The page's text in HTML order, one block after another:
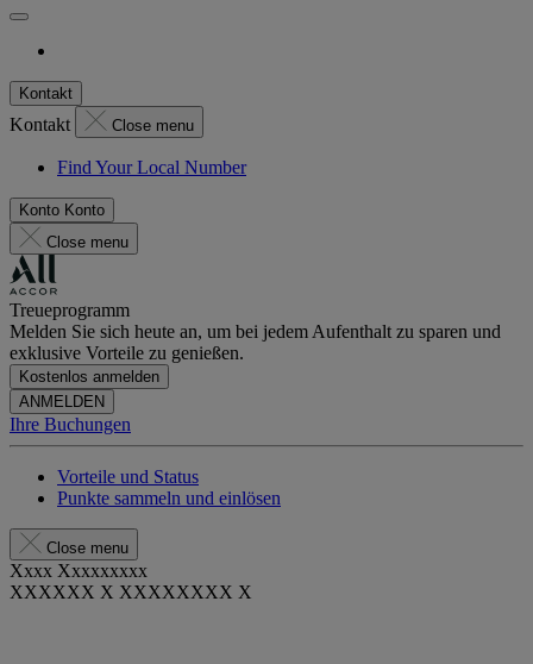
Kontakt
Kontakt Close menu
Find Your Local Number
Konto Konto
Close menu
Treueprogramm
Melden Sie sich heute an, um bei jedem Aufenthalt zu sparen und
exklusive Vorteile zu genießen.
Kostenlos anmelden
ANMELDEN
Ihre Buchungen
Vorteile und Status
Punkte sammeln und einlösen
Close menu
Xxxx Xxxxxxxxx
XXXXXX X XXXXXXXX X